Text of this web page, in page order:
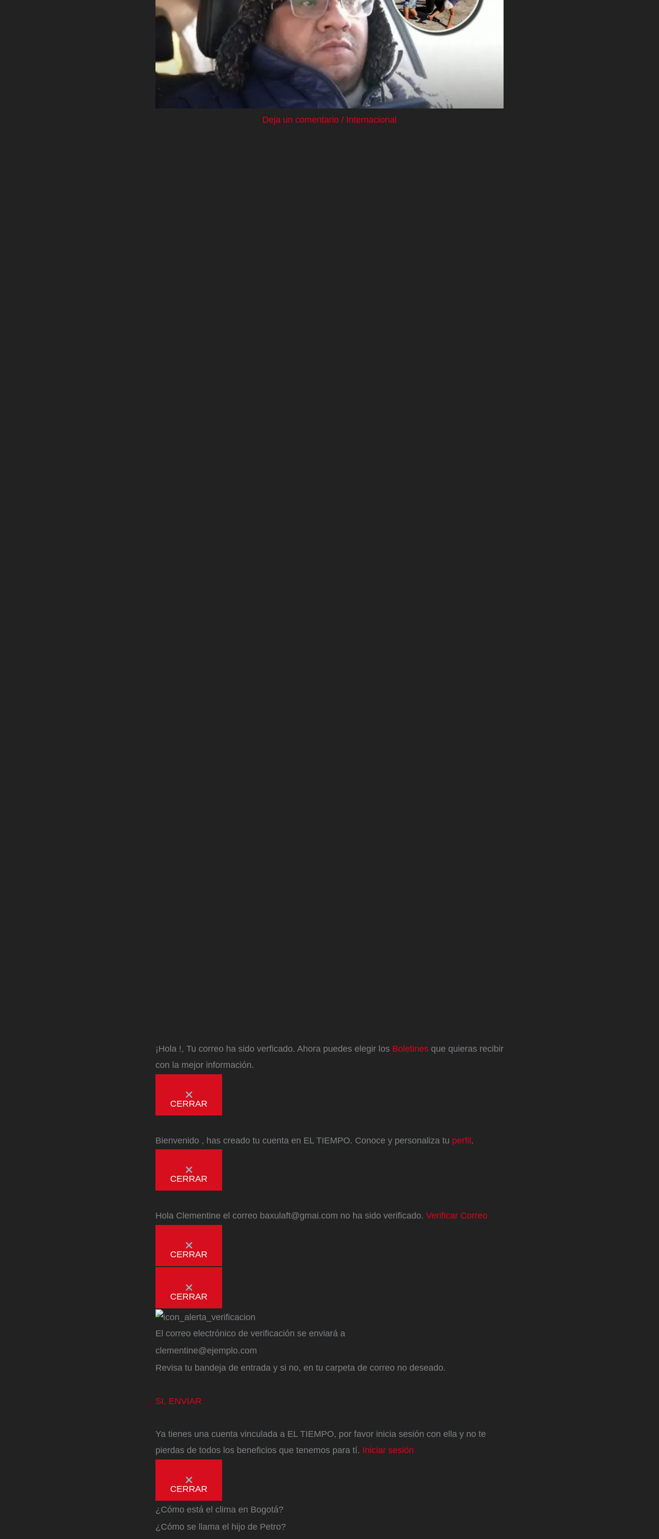
Deja un comentario / Internacional
¡Hola !, Tu correo ha sido verficado. Ahora puedes elegir los Boletines que quieras recibir
con la mejor información.
CERRAR
Bienvenido , has creado tu cuenta en EL TIEMPO. Conoce y personaliza tu perfil.
CERRAR
Hola Clementine el correo baxulaft@gmai.com no ha sido verificado. Verificar Correo
CERRAR
CERRAR
El correo electrónico de verificación se enviará a
clementine@ejemplo.com
Revisa tu bandeja de entrada y si no, en tu carpeta de correo no deseado.
SI, ENVIAR
Ya tienes una cuenta vinculada a EL TIEMPO, por favor inicia sesión con ella y no te
pierdas de todos los beneficios que tenemos para tí. Iniciar sesión
CERRAR
¿Cómo está el clima en Bogotá?
¿Cómo se llama el hijo de Petro?